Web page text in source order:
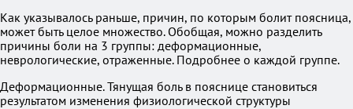
Как указывалось раньше, причин, по которым болит поясница,
может быть целое множество. Обобщая, можно разделить
причины боли на 3 группы: деформационные,
неврологические, отраженные. Подробнее о каждой группе.
Деформационные. Тянущая боль в пояснице становиться
результатом изменения физиологической структуры